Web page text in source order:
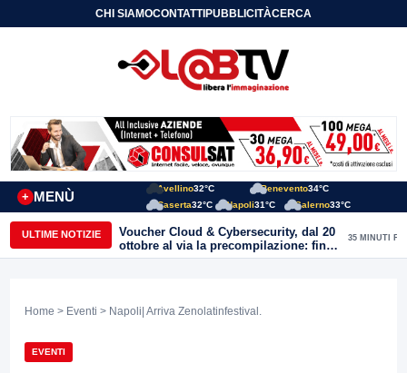
CHI SIAMOCONTATTIPUBBLICITÀCERCA
MENÙ
+
Avellino32°C Benevento34°C
Caserta32°C Napoli31°C Salerno33°C
ULTIME NOTIZIE
Voucher Cloud & Cybersecurity, dal 20
ottobre al via la precompilazione: fino
a 20mila euro a fondo perduto per
35 MINUTI FA
Home > Eventi > Napoli| Arriva Zenolatinfestival.
EVENTI